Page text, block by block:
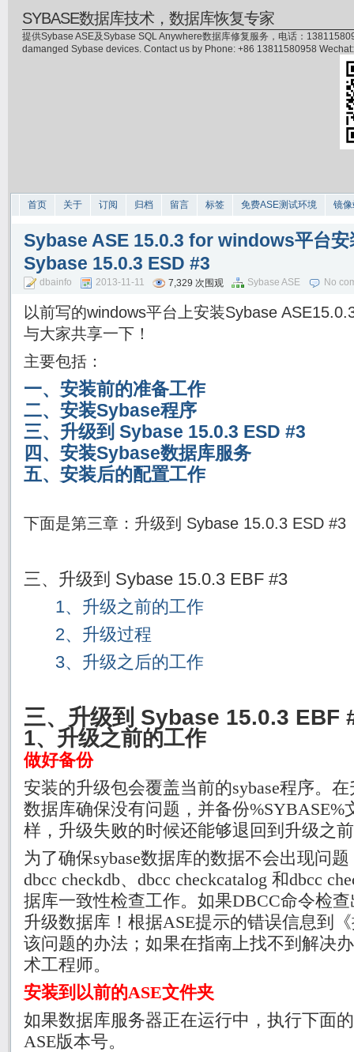
SYBASE数据库技术，数据库恢复专家
提供Sybase ASE及Sybase SQL Anywhere数据库修复服务，电话：
damanged Sybase devices. Contact us by Phone: +86 13811580958
首页 关于 订阅 归档 留言 标签 免费ASE测试环境 镜
Sybase ASE 15.0.3 for windows平台安
Sybase 15.0.3 ESD #3
dbainfo 2013-11-11 7,329 次围观 Sybase ASE No
以前写的windows平台上安装Sybase
与大家共享一下！
主要包括：
一、安装前的准备工作
二、安装Sybase程序
三、升级到 Sybase 15.0.3 ESD #3
四、安装Sybase数据库服务
五、安装后的配置工作
下面是第三章：升级到 Sybase 15.0.3 ESD #3
三、升级到 Sybase 15.0.3 EBF #3
1、升级之前的工作
2、升级过程
3、升级之后的工作
三、升级到 Sybase 15.0.3 EBF
1、升级之前的工作
做好备份
安装的升级包会覆盖当前的sybase程序。
数据库确保没有问题，并备份%SYBASE%
样，升级失败的时候还能够退回到升级之
为了确保sybase数据库的数据不会出现问
dbcc checkdb、 dbcc checkcatalog 和dbcc
据库一致性检查工作。如果DBCC命令检
升级数据库！根据ASE提示的错误信息到
该问题的办法；如果在指南上找不到解决
术工程师。
安装到以前的ASE文件夹
如果数据库服务器正在运行中，执行下面的
ASE版本号。